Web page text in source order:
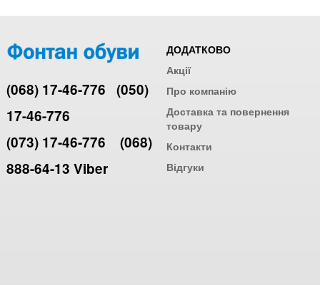
(068) 17-46-776 (050)
17-46-776
(073) 17-46-776
(068)
888-64-13 Viber
ДОДАТКОВО
Акції
Про компанію
Доставка та повернення
товару
Контакти
Відгуки